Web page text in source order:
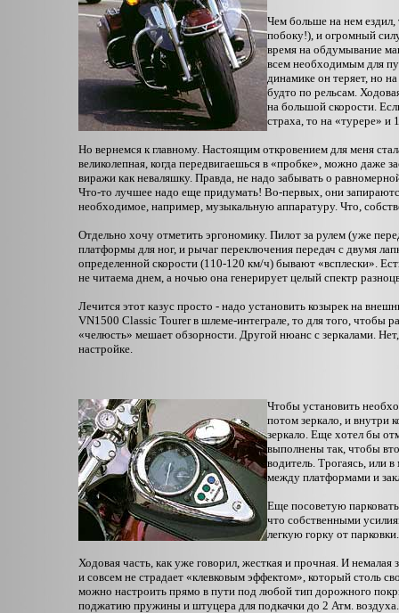
Чем больше на нем ездил,
побоку!), и огромный
время на обдумывание
всем необходимым для
динамике он теряет, но
будто по рельсам.
на большой скорости.
страха, то на «турере»
Но вернемся к главному. Настоящим откровением для меня
великолепная, когда передвигаешься в «пробке», можно даже
виражи как неваляшку. Правда, не надо забывать о
Что-то лучшее надо еще придумать! Во-первых, они
необходимое, например, музыкальную аппаратуру. Что,
Отдельно хочу отметить эргономику. Пилот за рулем (уже
платформы для ног, и рычаг переключения передач с двумя
определенной скорости (110-120 км/ч) бывают «всплески».
не читаема днем, а ночью она генерирует целый спектр
Лечится этот казус просто - надо установить козырек на
VN1500 Classic Tourer в шлеме-интеграле, то для того, чтобы
«челюсть» мешает обзорности. Другой нюанс с зеркалами.
настройке.
Чтобы установить
потом зеркало, и внутри
зеркало. Еще хотел бы
выполнены так, чтобы
водитель. Трогаясь, или
между платформами и
Еще посоветую
что собственными
легкую горку от
Ходовая часть, как уже говорил, жесткая и прочная. И немалая
и совсем не страдает «клевковым эффектом», который столь
можно настроить прямо в пути под любой тип дорожного
поджатию пружины и штуцера для подкачки до 2 Атм. воздуха.